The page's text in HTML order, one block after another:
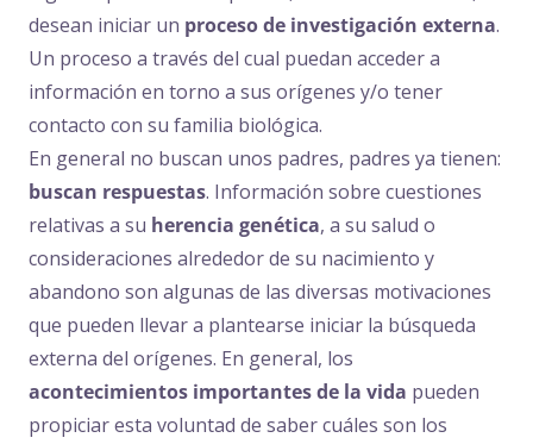
desean iniciar un proceso de investigación externa.
Un proceso a través del cual puedan acceder a
información en torno a sus orígenes y/o tener
contacto con su familia biológica.
En general no buscan unos padres, padres ya tienen:
buscan respuestas. Información sobre cuestiones
relativas a su herencia genética, a su salud o
consideraciones alrededor de su nacimiento y
abandono son algunas de las diversas motivaciones
que pueden llevar a plantearse iniciar la búsqueda
externa del orígenes. En general, los
acontecimientos importantes de la vida pueden
propiciar esta voluntad de saber cuáles son los